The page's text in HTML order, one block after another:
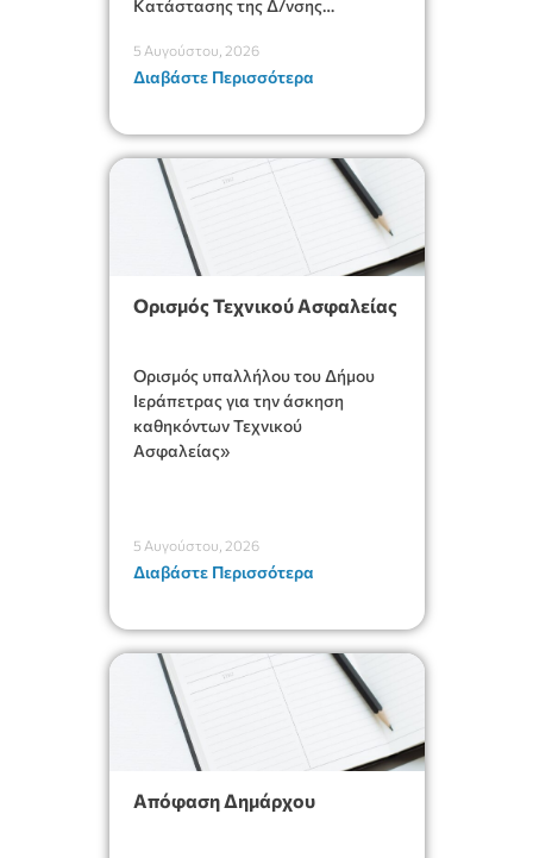
Κατάστασης της Δ/νσης
αποφάσεις, πιστοποιητικά,
πράξεις και χρήση του
“Μητρώο Πολιτών” (Ν.
5314/2026).»
5 Αυγούστου, 2026
Διαβάστε Περισσότερα
Ορισμός Τεχνικού Ασφαλείας
Ορισμός υπαλλήλου του Δήμου
Ιεράπετρας για την άσκηση
καθηκόντων Τεχνικού
Ασφαλείας»
5 Αυγούστου, 2026
Διαβάστε Περισσότερα
Απόφαση Δημάρχου